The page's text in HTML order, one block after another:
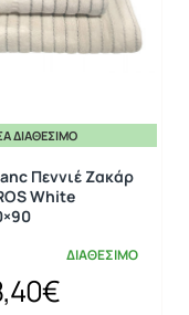
ΔΙΑΘΈΣΙΜΟ
ΔΙΑΘΕΣΙΜΟ
Πεννιέ Ζακάρ
White